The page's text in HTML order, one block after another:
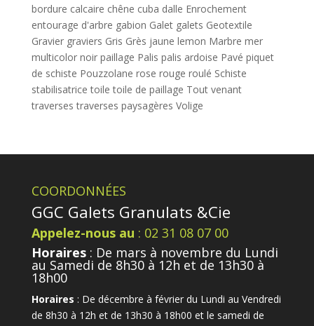
bordure calcaire chêne cuba dalle Enrochement
entourage d'arbre gabion Galet galets Geotextile
Gravier graviers Gris Grès jaune lemon Marbre mer
multicolor noir paillage Palis palis ardoise Pavé piquet
de schiste Pouzzolane rose rouge roulé Schiste
stabilisatrice toile toile de paillage Tout venant
traverses traverses paysagères Volige
COORDONNÉES
GGC Galets Granulats &Cie
Appelez-nous au : 02 31 08 07 00
Horaires: De mars à novembre du Lundi
au Samedi de 8h30 à 12h et de 13h30 à
18h00
Horaires : De décembre à février du Lundi au Vendredi
de 8h30 à 12h et de 13h30 à 18h00 et le samedi de